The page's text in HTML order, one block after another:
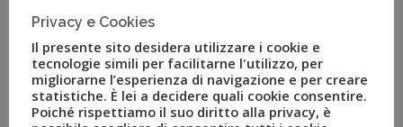
Privacy e Cookies
Il presente sito desidera utilizzare i cookie e
tecnologie simili per facilitarne l'utilizzo, per
migliorarne l’esperienza di navigazione e per creare
statistiche. È lei a decidere quali cookie consentire.
Poiché rispettiamo il suo diritto alla privacy, è